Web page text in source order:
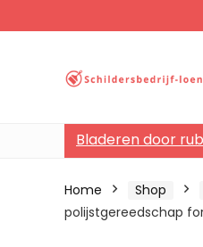
Bladeren door
Home Shop
polijstgereedschap